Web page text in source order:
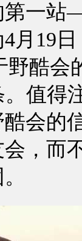
一站
月19
野酷会
。值得
会的
，而